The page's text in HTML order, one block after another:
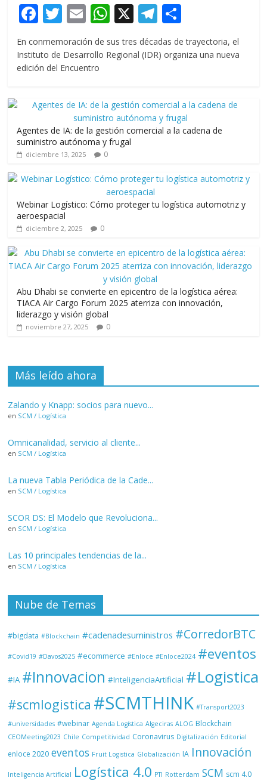
F
e
b
o
k
T
itt
er
E
m
ai
l
W
at
p
p
X T
el
e
m
o
m
ti
r
En conmemoración de sus tres décadas de trayectoria, el
Instituto de Desarrollo Regional (IDR) organiza una nueva
edición del Encuentro
Agentes de IA: de la gestión comercial a la cadena de
suministro autónoma y frugal
diciembre 13, 2025 0
Webinar Logístico: Cómo proteger tu logística automotriz y
aeroespacial
diciembre 2, 2025 0
Abu Dhabi se convierte en epicentro de la logística aérea:
TIACA Air Cargo Forum 2025 aterriza con innovación,
liderazgo y visión global
noviembre 27, 2025 0
Más leído ahora
Zalando y Knapp: socios para nuevo...
en SCM / Logística
Omnicanalidad, servicio al cliente...
en SCM / Logística
La nueva Tabla Periódica de la Cade...
en SCM / Logística
SCOR DS: El Modelo que Revoluciona...
en SCM / Logística
Las 10 principales tendencias de la...
en SCM / Logística
Nube de Temas
#bigdata #Blockchain #cadenadesuministros #CorredorBTC
#Covid19 #Davos2025 #ecommerce #Enloce #Enloce2024 #eventos
#IA #Innovacion #InteligenciaArtificial #Logistica
#scmlogistica #SCMTHINK #Transport2023
#universidades #webinar Agenda Logística Algeciras ALOG Blockchain
CEOMeeting2023 Chile Competitividad Coronavirus Digitalización Editorial
enloce 2020 eventos Fruit Logistica Globalización IA Innovación
Inteligencia Artificial Logística 4.0 PTI Rotterdam SCM scm 4.0